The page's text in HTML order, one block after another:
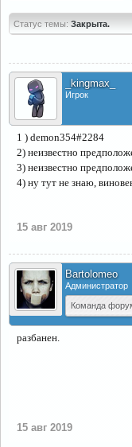
Статус темы: Закрыта.
_kingmax_
Игрок
1 ) demon354#2284
2) неизвестно
3) неизвестно
4) ну тут не знаю,
15 авг 2019
Bartolomeo
Администратор
Команда
разбанен.
15 авг 2019